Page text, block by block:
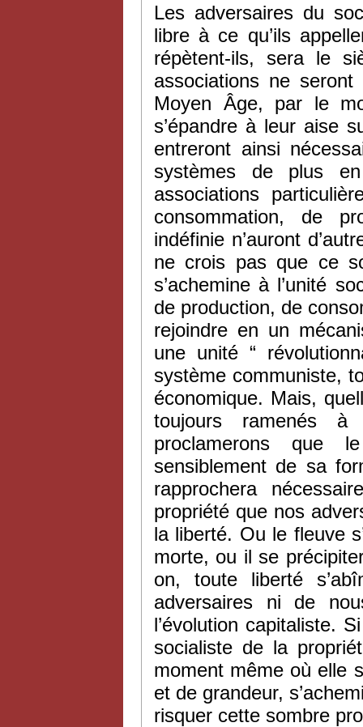
Les adversaires du
libre à ce qu’ils
répètent-ils, sera le
associations ne
Moyen Âge, par le
s’épandre à leur aise
entreront ainsi
systèmes de plus
associations
consommation, de
indéfinie n’auront
ne crois pas que ce
s’achemine à l’unité
de production, de
rejoindre en un
une unité “
système communiste,
économique. Mais,
toujours ramenés
proclamerons que
sensiblement de sa
rapprochera
propriété que nos
la liberté. Ou le fleuve
morte, ou il se
on, toute liberté
adversaires ni de
l’évolution capitaliste.
socialiste de la
moment même où elle
et de grandeur,
risquer cette sombre